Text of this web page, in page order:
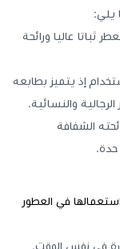
يلي:
ثباتا عاليا ورائحة
إذ يتميز بطابعه
والنسائية.
الشفافة
حدة.
في العطور
في نفس الوقت.